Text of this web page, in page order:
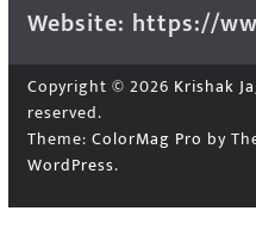
Website: https://
Copyright © 2026 Krishak
reserved.
Theme: ColorMag Pro by
WordPress.